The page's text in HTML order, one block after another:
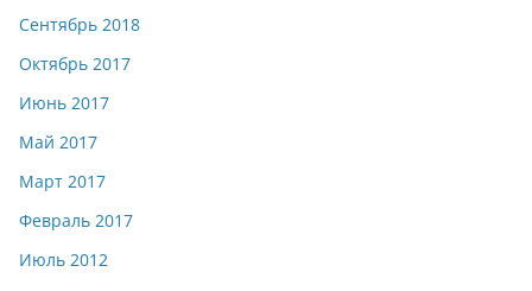
Сентябрь 2018
Октябрь 2017
Июнь 2017
Май 2017
Март 2017
Февраль 2017
Июль 2012